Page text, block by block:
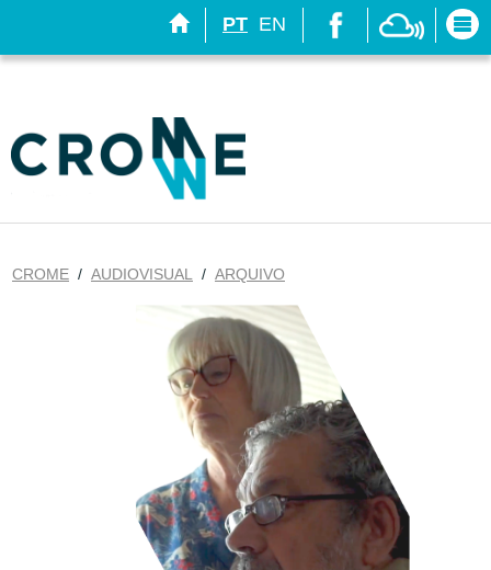
EN
PT
CROME / AUDIOVISUAL / ARQUIVO